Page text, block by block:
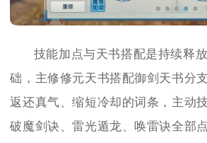
技能加点与天书搭配是持续释
础，主修修元天书搭配御剑天书分
返还真气、缩短冷却的词条，主动
破魔剑诀、雷光遁龙、唤雷诀全部